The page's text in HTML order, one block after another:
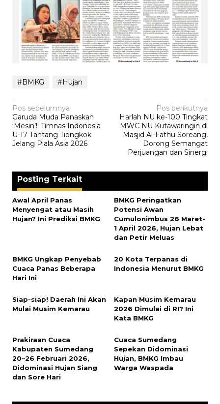
#BMKG #Hujan
Navigasi
pos
Pos sebelumnya
‎Garuda Muda Panaskan
‘Mesin’!! Timnas Indonesia
U-17 Tantang Tiongkok
Jelang Piala Asia 2026
Pos berikutnya
Harlah NU ke-100 Tingkat
MWC NU Kutawaringin di
Masjid Al-Fathu Soreang,
Dorong Semangat
Perjuangan dan Sinergi
Posting Terkait
Awal April Panas
Menyengat atau Masih
Hujan? Ini Prediksi BMKG
BMKG Peringatkan
Potensi Awan
Cumulonimbus 26 Maret-
1 April 2026, Hujan Lebat
dan Petir Meluas
BMKG Ungkap Penyebab
Cuaca Panas Beberapa
Hari Ini
20 Kota Terpanas di
Indonesia Menurut BMKG
Siap-siap! Daerah Ini Akan
Mulai Musim Kemarau
Kapan Musim Kemarau
2026 Dimulai di RI? Ini
Kata BMKG
‎Prakiraan Cuaca
Kabupaten Sumedang
20–26 Februari 2026,
Didominasi Hujan Siang
dan Sore Hari
‎Cuaca Sumedang
Sepekan Didominasi
Hujan, BMKG Imbau
Warga Waspada